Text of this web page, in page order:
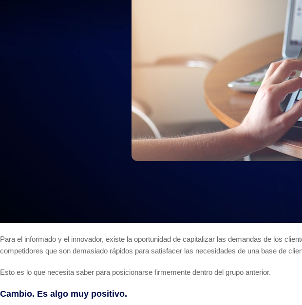
Si opera en el mercado B2B, entonces se enfrenta
Su base de clientes está cambiando, sus
avanzar y adaptarse si quiere
Para el informado y el innovador, existe la oportunidad de capitalizar las demandas de los
competidores que son demasiado rápidos para satisfacer las necesidades de una base de
Esto es lo que necesita saber para posicionarse firmemente dentro del grupo anterior.
Cambio. Es algo muy positivo.